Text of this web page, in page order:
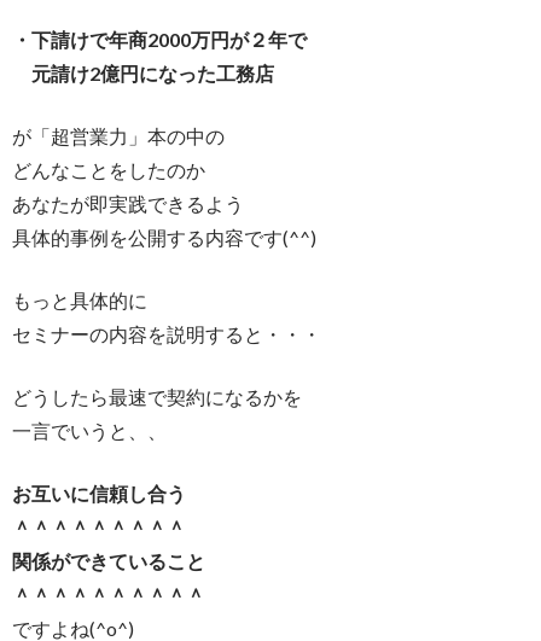
・下請けで年商2000万円が２年で
元請け2億円になった工務店
が「超営業力」本の中の
どんなことをしたのか
あなたが即実践できるよう
具体的事例を公開する内容です(^^)
もっと具体的に
セミナーの内容を説明すると・・・
どうしたら最速で契約になるかを
一言でいうと、、
お互いに信頼し合う
＾＾＾＾＾＾＾＾＾
関係ができていること
＾＾＾＾＾＾＾＾＾＾
ですよね(^o^)